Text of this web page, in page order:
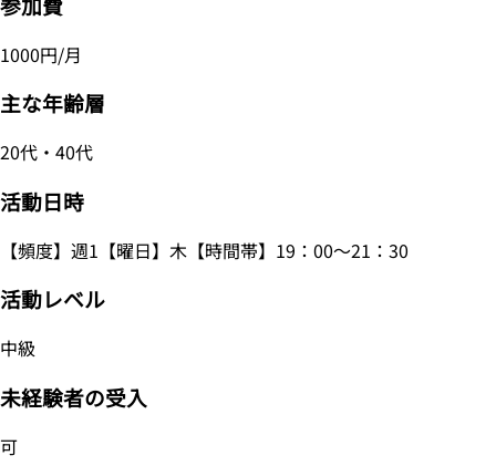
1000円/月
主な年齢層
20代・40代
活動日時
【頻度】週1【曜日】木【時間帯】19：00～21：30
活動レベル
中級
未経験者の受入
可